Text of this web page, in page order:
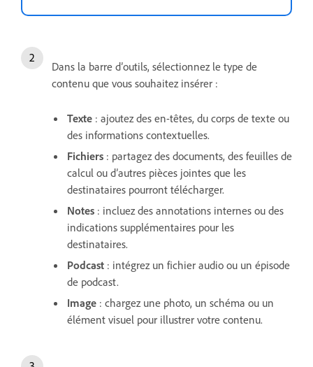
Dans la barre d’outils, sélectionnez le type de
contenu que vous souhaitez insérer :
Texte : ajoutez des en-têtes, du corps de texte ou
des informations contextuelles.
Fichiers : partagez des documents, des feuilles de
calcul ou d’autres pièces jointes que les
destinataires pourront télécharger.
Notes : incluez des annotations internes ou des
indications supplémentaires pour les
destinataires.
Podcast : intégrez un fichier audio ou un épisode
de podcast.
Image : chargez une photo, un schéma ou un
élément visuel pour illustrer votre contenu.